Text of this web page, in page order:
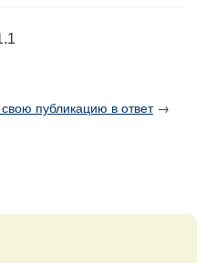
публикацию в ответ→